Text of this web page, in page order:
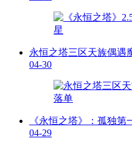
永恒之塔三区天族偶遇
04-30
《永恒之塔》：孤独第
04-29